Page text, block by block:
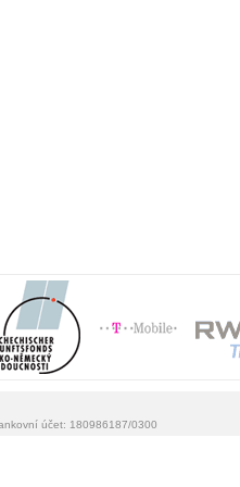
účet: 180986187/0300